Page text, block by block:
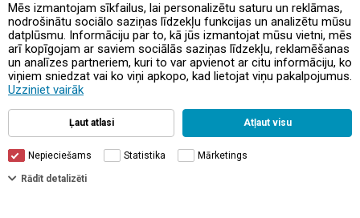
Mēs izmantojam sīkfailus, lai personalizētu saturu un reklāmas,
nodrošinātu sociālo saziņas līdzekļu funkcijas un analizētu mūsu
datplūsmu. Informāciju par to, kā jūs izmantojat mūsu vietni, mēs
arī kopīgojam ar saviem sociālās saziņas līdzekļu, reklamēšanas
un analīzes partneriem, kuri to var apvienot ar citu informāciju, ko
viņiem sniedzat vai ko viņi apkopo, kad lietojat viņu pakalpojumus.
Uzziniet vairāk
Ļaut atlasi Atļaut visu
Nepieciešams Statistika Mārketings
Rādīt detalizēti
Предложения и акции
Контакты